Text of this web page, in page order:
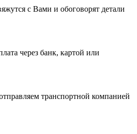
с Вами и обоговорят детали
через банк, картой или
транспортной компанией